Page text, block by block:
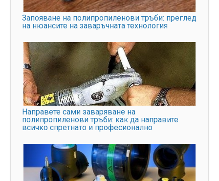
Запояване на полипропиленови тръби: преглед
на нюансите на заваръчната технология
Направете сами заваряване на
полипропиленови тръби: как да направите
всичко спретнато и професионално